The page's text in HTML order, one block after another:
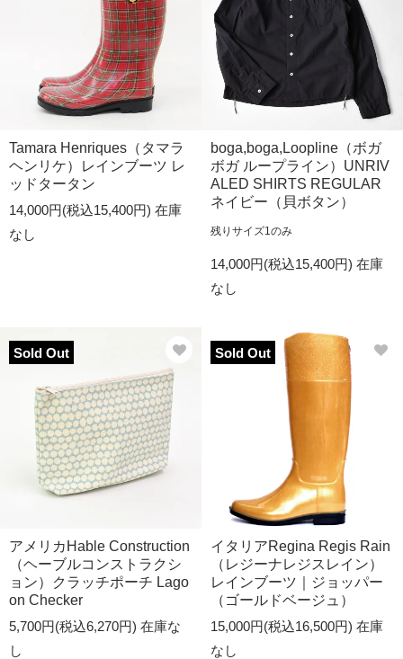
Tamara Henriques（タマラ
ヘンリケ）レインブーツ レ
ッドタータン
14,000円(税込15,400円) 在庫
なし
boga,boga,Loopline（ボガ
ボガ ループライン）UNRIV
ALED SHIRTS REGULAR
ネイビー（貝ボタン）
残りサイズ1のみ
14,000円(税込15,400円) 在庫
なし
Sold Out
アメリカHable Construction
（ヘーブルコンストラクシ
ョン）クラッチポーチ Lago
on Checker
5,700円(税込6,270円) 在庫な
し
Sold Out
イタリアRegina Regis Rain
（レジーナレジスレイン）
レインブーツ｜ジョッパー
（ゴールドベージュ）
15,000円(税込16,500円) 在庫
なし